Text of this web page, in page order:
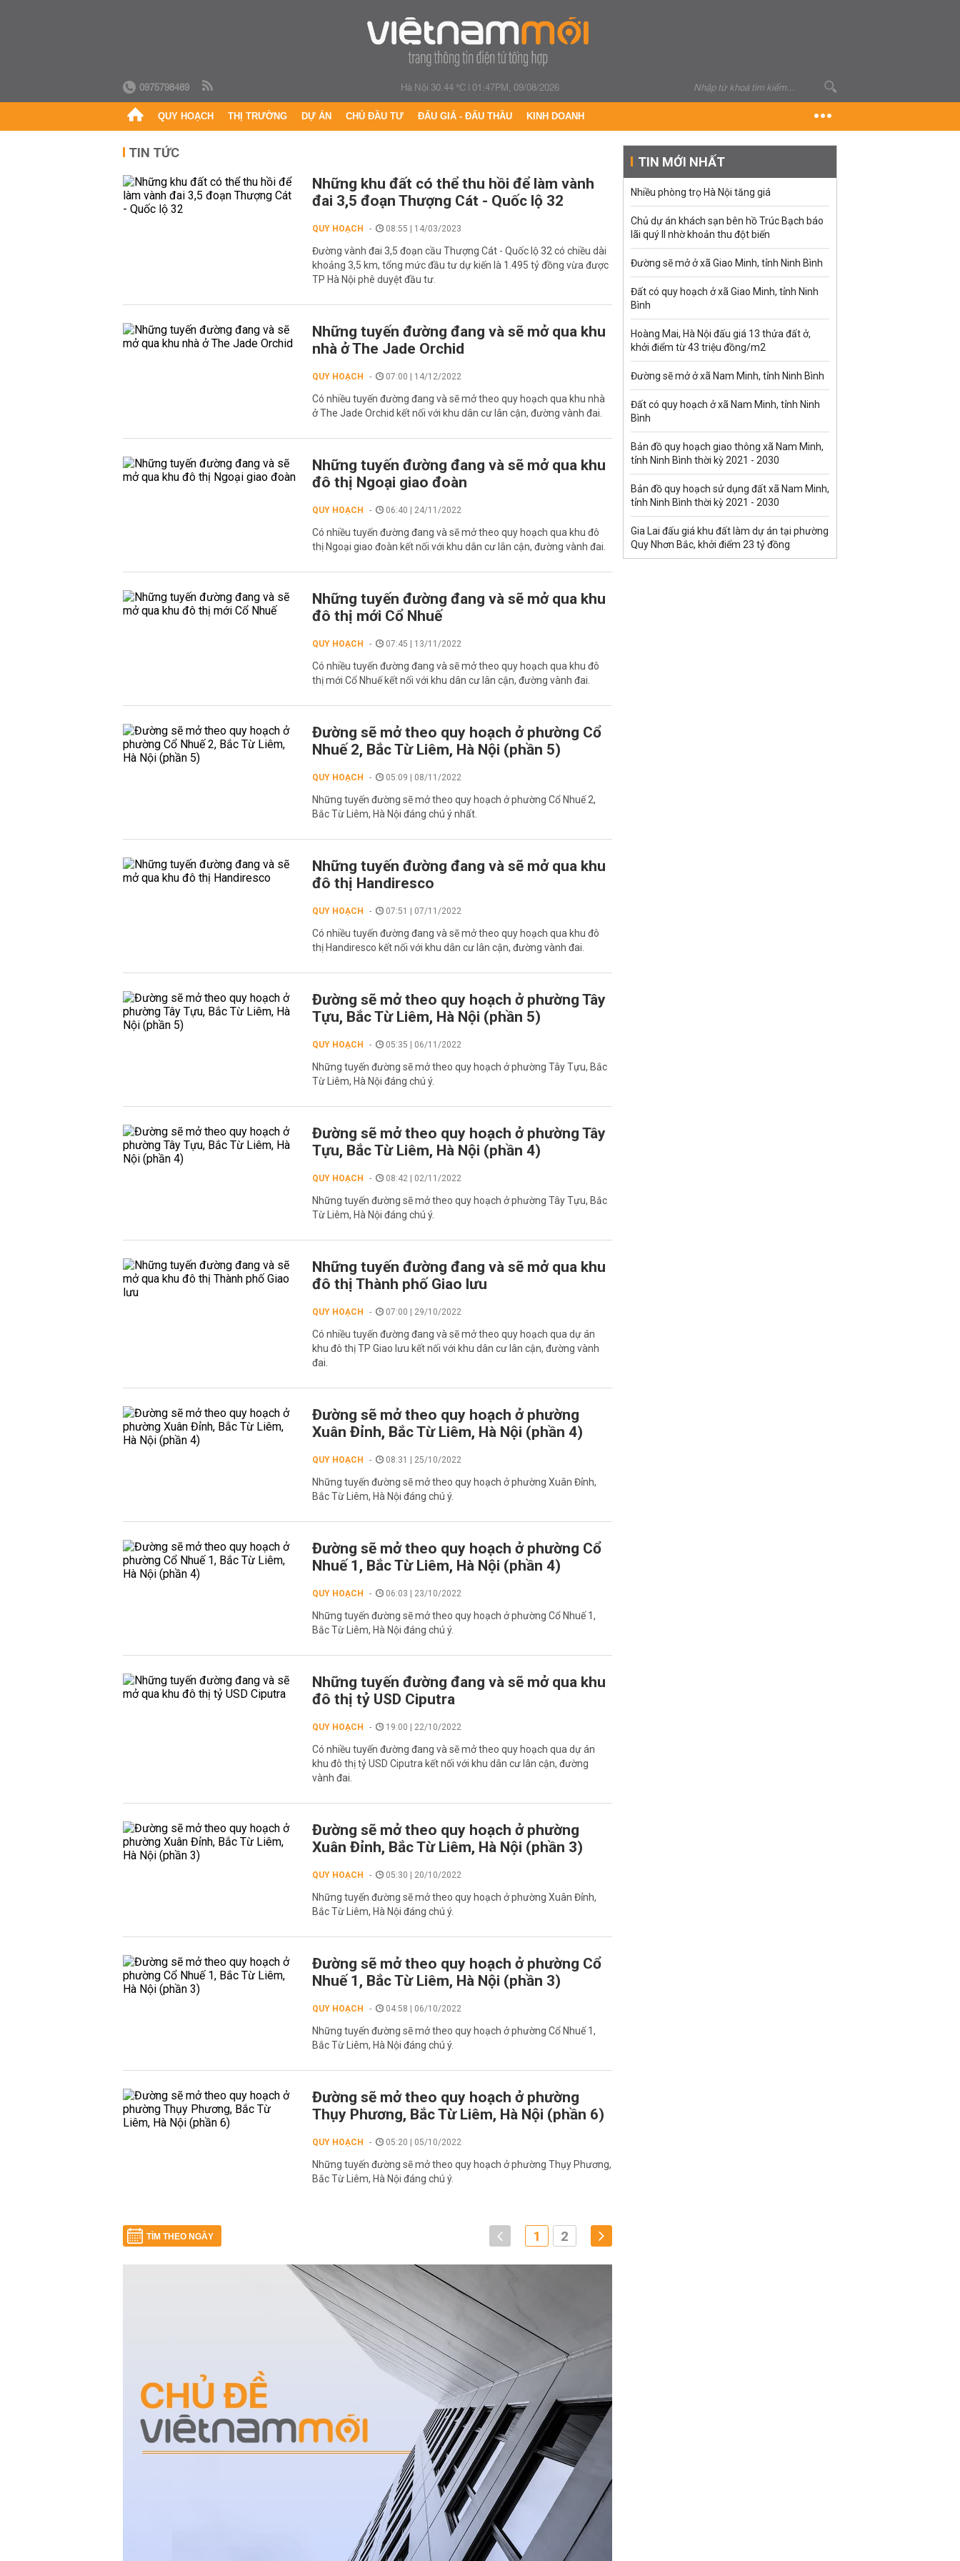
0975798489 Hà Nội 30.44 °C|01:47PM, 09/08/2026
QUY HOẠCH THỊ TRƯỜNG DỰ ÁN CHỦ ĐẦU TƯ ĐẤU GIÁ - ĐẤU THẦU KINH DOANH
TIN TỨC
Những khu đất có thể thu hồi để làm vành
đai 3,5 đoạn Thượng Cát - Quốc lộ 32
QUY HOẠCH 08:55 | 14/03/2023
Đường vành đai 3,5 đoạn cầu Thượng Cát - Quốc lộ 32 có chiều dài
khoảng 3,5 km, tổng mức đầu tư dự kiến là 1.495 tỷ đồng vừa được
TP Hà Nội phê duyệt đầu tư.
Những tuyến đường đang và sẽ mở qua khu
nhà ở The Jade Orchid
QUY HOẠCH 07:00 | 14/12/2022
Có nhiều tuyến đường đang và sẽ mở theo quy hoạch qua khu nhà
ở The Jade Orchid kết nối với khu dân cư lân cận, đường vành đai.
Những tuyến đường đang và sẽ mở qua khu
đô thị Ngoại giao đoàn
QUY HOẠCH 06:40 | 24/11/2022
Có nhiều tuyến đường đang và sẽ mở theo quy hoạch qua khu đô
thị Ngoại giao đoàn kết nối với khu dân cư lân cận, đường vành đai.
Những tuyến đường đang và sẽ mở qua khu
đô thị mới Cổ Nhuế
QUY HOẠCH 07:45 | 13/11/2022
Có nhiều tuyến đường đang và sẽ mở theo quy hoạch qua khu đô
thị mới Cổ Nhuế kết nối với khu dân cư lân cận, đường vành đai.
Đường sẽ mở theo quy hoạch ở phường Cổ
Nhuế 2, Bắc Từ Liêm, Hà Nội (phần 5)
QUY HOẠCH 05:09 | 08/11/2022
Những tuyến đường sẽ mở theo quy hoạch ở phường Cổ Nhuế 2,
Bắc Từ Liêm, Hà Nội đáng chú ý nhất.
Những tuyến đường đang và sẽ mở qua khu
đô thị Handiresco
QUY HOẠCH 07:51 | 07/11/2022
Có nhiều tuyến đường đang và sẽ mở theo quy hoạch qua khu đô
thị Handiresco kết nối với khu dân cư lân cận, đường vành đai.
Đường sẽ mở theo quy hoạch ở phường Tây
Tựu, Bắc Từ Liêm, Hà Nội (phần 5)
QUY HOẠCH 05:35 | 06/11/2022
Những tuyến đường sẽ mở theo quy hoạch ở phường Tây Tựu, Bắc
Từ Liêm, Hà Nội đáng chú ý.
Đường sẽ mở theo quy hoạch ở phường Tây
Tựu, Bắc Từ Liêm, Hà Nội (phần 4)
QUY HOẠCH 08:42 | 02/11/2022
Những tuyến đường sẽ mở theo quy hoạch ở phường Tây Tựu, Bắc
Từ Liêm, Hà Nội đáng chú ý.
Những tuyến đường đang và sẽ mở qua khu
đô thị Thành phố Giao lưu
QUY HOẠCH 07:00 | 29/10/2022
Có nhiều tuyến đường đang và sẽ mở theo quy hoạch qua dự án
khu đô thị TP Giao lưu kết nối với khu dân cư lân cận, đường vành
đai.
Đường sẽ mở theo quy hoạch ở phường
Xuân Đỉnh, Bắc Từ Liêm, Hà Nội (phần 4)
QUY HOẠCH 08:31 | 25/10/2022
Những tuyến đường sẽ mở theo quy hoạch ở phường Xuân Đỉnh,
Bắc Từ Liêm, Hà Nội đáng chú ý.
Đường sẽ mở theo quy hoạch ở phường Cổ
Nhuế 1, Bắc Từ Liêm, Hà Nội (phần 4)
QUY HOẠCH 06:03 | 23/10/2022
Những tuyến đường sẽ mở theo quy hoạch ở phường Cổ Nhuế 1,
Bắc Từ Liêm, Hà Nội đáng chú ý.
Những tuyến đường đang và sẽ mở qua khu
đô thị tỷ USD Ciputra
QUY HOẠCH 19:00 | 22/10/2022
Có nhiều tuyến đường đang và sẽ mở theo quy hoạch qua dự án
khu đô thị tỷ USD Ciputra kết nối với khu dân cư lân cận, đường
vành đai.
Đường sẽ mở theo quy hoạch ở phường
Xuân Đỉnh, Bắc Từ Liêm, Hà Nội (phần 3)
QUY HOẠCH 05:30 | 20/10/2022
Những tuyến đường sẽ mở theo quy hoạch ở phường Xuân Đỉnh,
Bắc Từ Liêm, Hà Nội đáng chú ý.
Đường sẽ mở theo quy hoạch ở phường Cổ
Nhuế 1, Bắc Từ Liêm, Hà Nội (phần 3)
QUY HOẠCH 04:58 | 06/10/2022
Những tuyến đường sẽ mở theo quy hoạch ở phường Cổ Nhuế 1,
Bắc Từ Liêm, Hà Nội đáng chú ý.
Đường sẽ mở theo quy hoạch ở phường
Thụy Phương, Bắc Từ Liêm, Hà Nội (phần 6)
QUY HOẠCH 05:20 | 05/10/2022
Những tuyến đường sẽ mở theo quy hoạch ở phường Thụy Phương,
Bắc Từ Liêm, Hà Nội đáng chú ý.
TÌM THEO NGÀY 1 2
TIN MỚI NHẤT
Nhiều phòng trọ Hà Nội tăng giá
Chủ dự án khách sạn bên hồ Trúc Bạch báo
lãi quý II nhờ khoản thu đột biến
Đường sẽ mở ở xã Giao Minh, tỉnh Ninh Bình
Đất có quy hoạch ở xã Giao Minh, tỉnh Ninh
Bình
Hoàng Mai, Hà Nội đấu giá 13 thửa đất ở,
khởi điểm từ 43 triệu đồng/m2
Đường sẽ mở ở xã Nam Minh, tỉnh Ninh Bình
Đất có quy hoạch ở xã Nam Minh, tỉnh Ninh
Bình
Bản đồ quy hoạch giao thông xã Nam Minh,
tỉnh Ninh Bình thời kỳ 2021 - 2030
Bản đồ quy hoạch sử dụng đất xã Nam Minh,
tỉnh Ninh Bình thời kỳ 2021 - 2030
Gia Lai đấu giá khu đất làm dự án tại phường
Quy Nhơn Bắc, khởi điểm 23 tỷ đồng